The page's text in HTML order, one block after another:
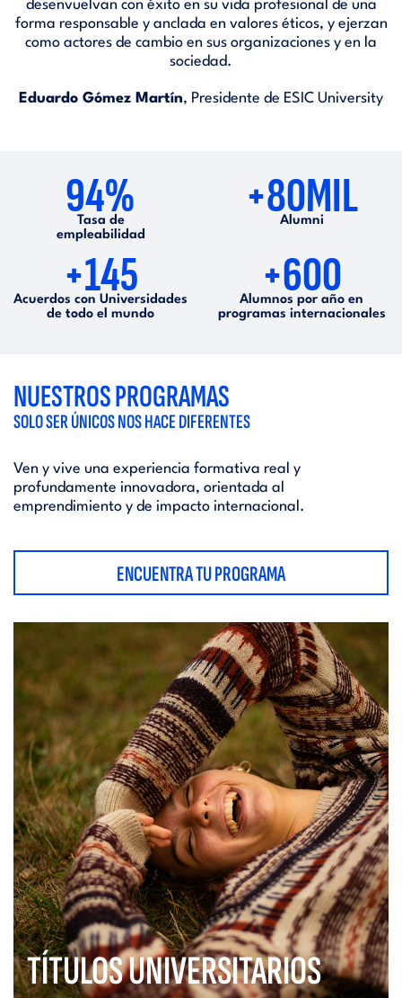
desenvuelvan con éxito en su vida profesional de una
forma responsable y anclada en valores éticos, y ejerzan
como actores de cambio en sus organizaciones y en la
sociedad.
Eduardo Gómez Martín, Presidente de ESIC University
94%
Tasa de
empleabilidad
+80MIL
Alumni
+145
Acuerdos con Universidades
de todo el mundo
+600
Alumnos por año en
programas internacionales
NUESTROS PROGRAMAS
SOLO SER ÚNICOS NOS HACE DIFERENTES
Ven y vive una experiencia formativa real y
profundamente innovadora, orientada al
emprendimiento y de impacto internacional.
ENCUENTRA TU PROGRAMA
TÍTULOS UNIVERSITARIOS